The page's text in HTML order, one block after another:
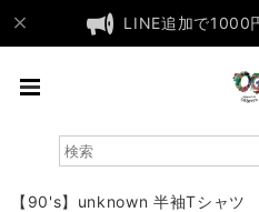
LINE追加で1000
【90's】unknown 半袖Tシャツ